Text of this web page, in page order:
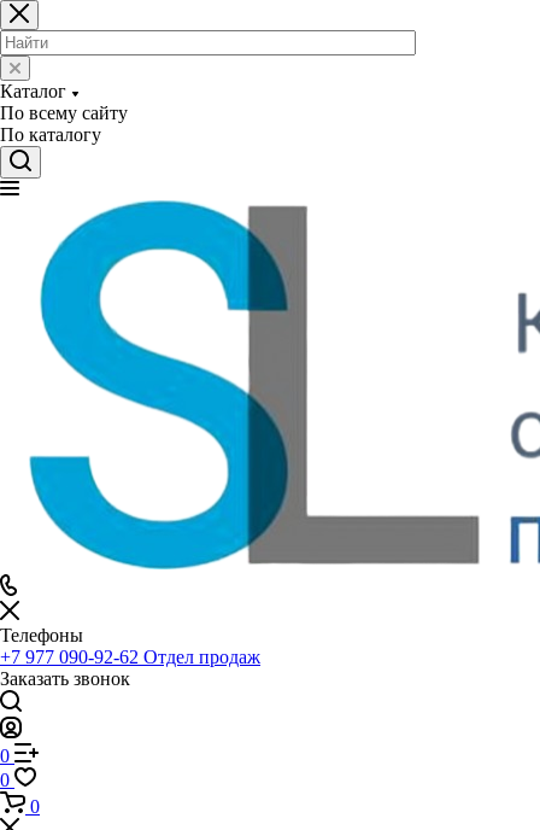
Каталог
По всему сайту
По каталогу
Телефоны
+7 977 090-92-62 Отдел продаж
Заказать звонок
0
0
0